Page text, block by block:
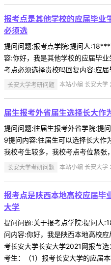
报考点是其他学校的应届毕业
必须选
提问问题:报考点学院:提问人
容:你好，我是其他学校的应届毕
考点必须选择贵校吗回复内容:应
长安大学考研问题 本站小编 长安大
届生报考外省届生选择长大作
提问问题:往届生报考外省学院:
9提问内容:往届生可以选择长大作
我校考生较多，我校考点考位紧张
长安大学考研问题 本站小编 长安大
报考点是陕西本地高校应届毕
大学
提问问题:关于报考点学院:提问
问内容:你好，我是陕西本地高校
考长安大学长安大学2021网报节
考生：（1）报考长安大学的应届